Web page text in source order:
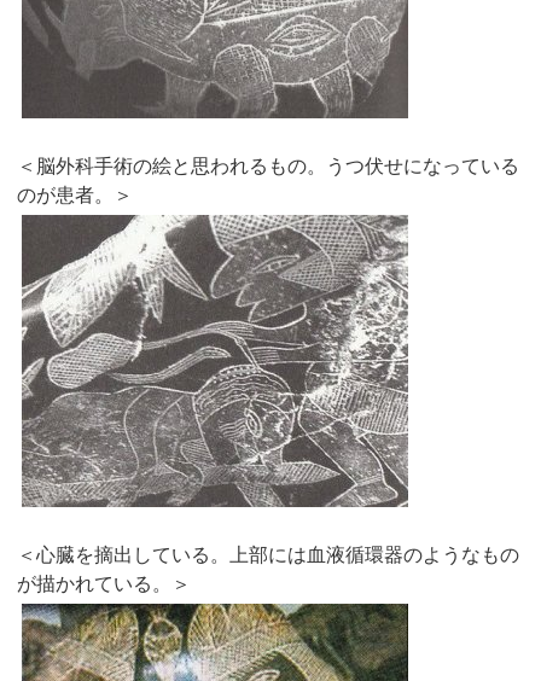
＜脳外科手術の絵と思われるもの。うつ伏せになっている
のが患者。＞
＜心臓を摘出している。上部には血液循環器のようなもの
が描かれている。＞